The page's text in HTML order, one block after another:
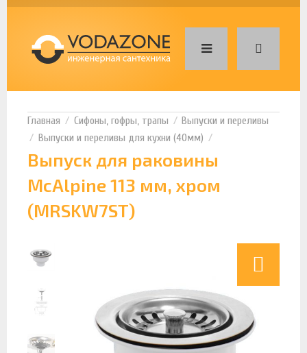
Сифоны, гофры, трапы
Выпуски и переливы
Выпуски и переливы для кухни (40мм)
Выпуск для раковины
McAlpine 113 мм, хром
(MRSKW7ST)